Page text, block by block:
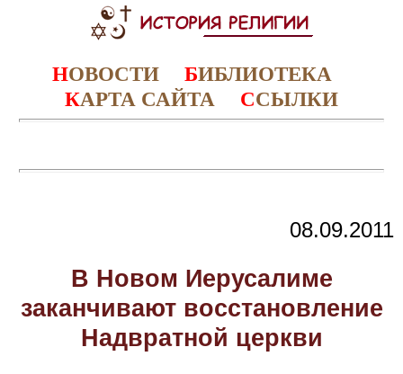
НОВОСТИ БИБЛИОТЕКА
КАРТА САЙТА ССЫЛКИ
08.09.2011
В Новом Иерусалиме
заканчивают восстановление
Надвратной церкви